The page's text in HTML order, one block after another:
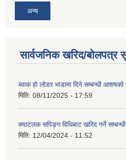
अन्य
सार्वजनिक खरिद/बोलपत्र
ब्याक हो लोडर भाडामा दिने सम्बन्धी
मिति: 08/11/2025 - 17:59
क्याटलक सपिङ्ग विधिबाट खरिद गर्ने
मिति: 12/04/2024 - 11:52